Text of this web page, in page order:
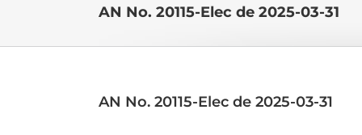
AN No. 20115-Elec de 2025-03-31
AN No. 20115-Elec de 2025-03-31